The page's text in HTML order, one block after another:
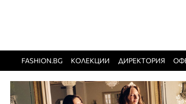
FASHION.BG КОЛЕКЦИИ ДИРЕКТОРИЯ